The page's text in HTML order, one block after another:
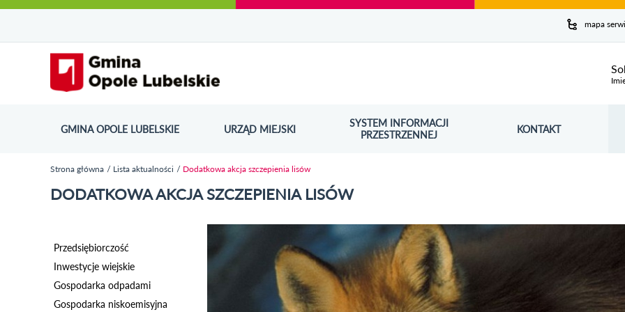
do
strony
do
menu
wyszukiwarki
ścieżki
nawigacyjnej
kategorii
aktualności
do
kalendarza
wydarzeń
do
galerii
do
stopki
mapa
GMINA OPOLE LUBELSKIE URZĄD MIEJSKI
SYSTEM INFORMACJI
PRZESTRZENNEJ
ODNOŚNIK OTWORZY SIĘ W NOWYM OKNIE KONTAKT
Strona główna Lista aktualności Dodatkowa akcja szczepienia lisów
DODATKOWA AKCJA SZCZEPIENIA LISÓW
Przedsiębiorczość
Inwestycje wiejskie
Gospodarka odpadami
Gospodarka niskoemisyjna